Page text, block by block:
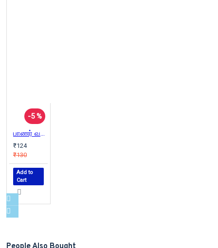
-5 %
பாணர் வகையறா
₹124
₹130
Add to
Cart